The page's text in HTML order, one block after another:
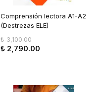
Comprensión lectora A1-A2
(Destrezas ELE)
₺ 3,100.00
₺ 2,790.00